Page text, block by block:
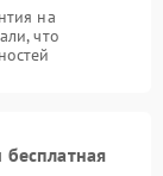
на
что